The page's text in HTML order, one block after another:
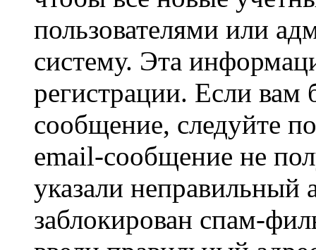
пользователями или
систему. Эта
регистрации. Если
сообщение, следуйте
email-сообщение не
указали неправильный
заблокирован спам-